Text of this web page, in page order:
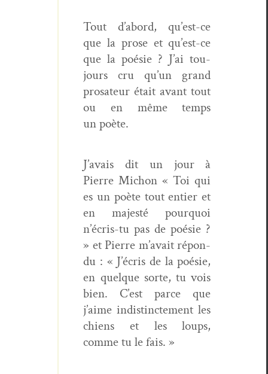
Tout d’abord, qu’est-ce
que la prose et qu’est-ce
que la poésie ? J’ai tou­
jours cru qu’un grand
prosa­teur était avant tout
ou en même temps
un poète.
J’avais dit un jour à
Pierre Michon « Toi qui
es un poète tout entier et
en majesté pourquoi
n’écris-tu pas de poésie ?
» et Pierre m’avait répon­
du : « J’écris de la poésie,
en quelque sorte, tu vois
bien. C’est parce que
j’aime indis­tincte­ment les
chiens et les loups,
comme tu le fais. »